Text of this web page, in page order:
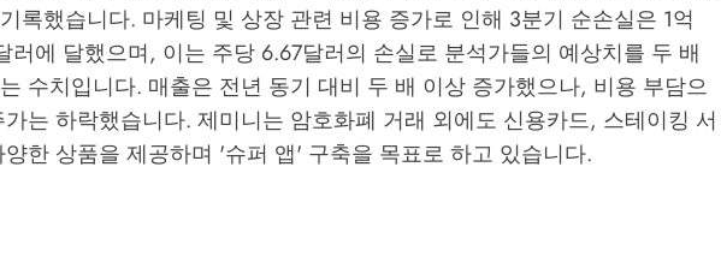
록했습니다. 마케팅 및 상장 관련 비용 증가로 인해 3분기 순손실은 1억
러에 달했으며, 이는 주당 6.67달러의 손실로 분석가들의 예상치를 두 배
수치입니다. 매출은 전년 동기 대비 두 배 이상 증가했으나, 비용 부담으
는 하락했습니다. 제미니는 암호화폐 거래 외에도 신용카드, 스테이킹 서
한 상품을 제공하며 '슈퍼 앱' 구축을 목표로 하고 있습니다.